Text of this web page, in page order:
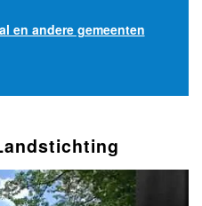
en andere gemeenten